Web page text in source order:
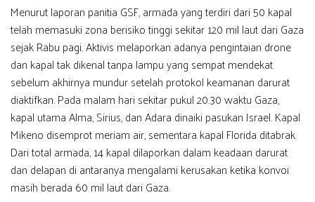
Menurut laporan panitia GSF, armada yang terdiri dari 50 kapal
telah memasuki zona berisiko tinggi sekitar 120 mil laut dari Gaza
sejak Rabu pagi. Aktivis melaporkan adanya pengintaian drone
dan kapal tak dikenal tanpa lampu yang sempat mendekat
sebelum akhirnya mundur setelah protokol keamanan darurat
diaktifkan. Pada malam hari sekitar pukul 20.30 waktu Gaza,
kapal utama Alma, Sirius, dan Adara dinaiki pasukan Israel. Kapal
Mikeno disemprot meriam air, sementara kapal Florida ditabrak.
Dari total armada, 14 kapal dilaporkan dalam keadaan darurat
dan delapan di antaranya mengalami kerusakan ketika konvoi
masih berada 60 mil laut dari Gaza.